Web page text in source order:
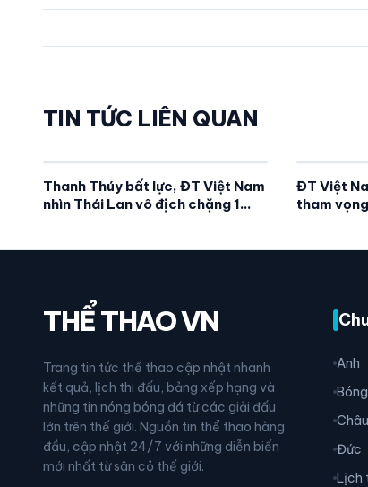
TIN TỨC LIÊN QUAN
Thanh Thúy bất lực, ĐT Việt Nam
nhìn Thái Lan vô địch chặng 1
ĐT Việt
tham
THỂ THAO VN
Trang tin tức thể thao cập nhật nhanh
kết quả, lịch thi đấu, bảng xếp hạng và
những tin nóng bóng đá từ các giải đấu
lớn trên thế giới. Nguồn tin thể thao hàng
đầu, cập nhật 24/7 với những diễn biến
mới nhất từ sân cỏ thế giới.
Anh
Đức
Lịch